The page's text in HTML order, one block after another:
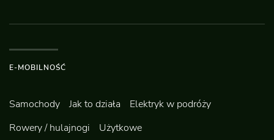
E-MOBILNOŚĆ
Samochody Jak to działa
Elektryk w podróży
Rowery / hulajnogi
Użytkowe